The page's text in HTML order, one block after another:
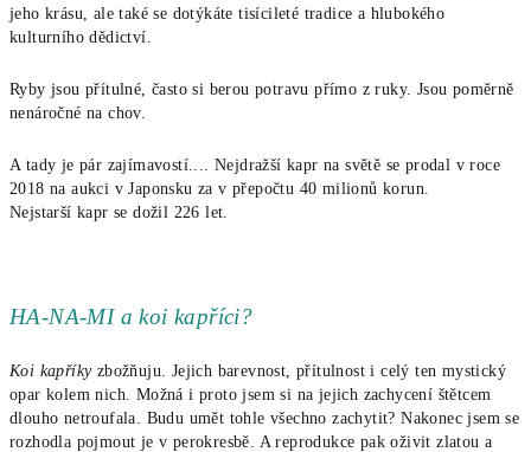
jeho krásu, ale také se dotýkáte tisícileté tradice a hlubokého
kulturního dědictví.
Ryby jsou přítulné, často si berou potravu přímo z ruky. Jsou poměrně
nenáročné na chov.
A tady je pár zajímavostí.... Nejdražší kapr na světě se prodal v roce
2018 na aukci v Japonsku za v přepočtu 40 milionů korun.
Nejstarší kapr se dožil 226 let.
HA-NA-MI a koi kapříci?
Koi kapříkyzbožňuju. Jejich barevnost, přítulnost i celý ten mystický
opar kolem nich. Možná i proto jsem si na jejich zachycení štětcem
dlouho netroufala. Budu umět tohle všechno zachytit? Nakonec jsem se
rozhodla pojmout je v perokresbě. A reprodukce pak oživit zlatou a